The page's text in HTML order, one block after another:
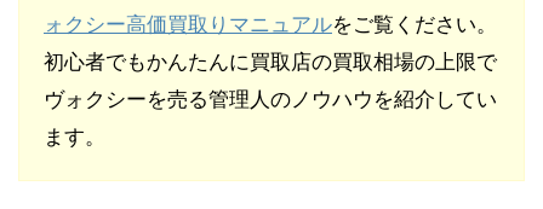
ォクシー高価買取りマニュアルをご覧ください。
初心者でもかんたんに買取店の買取相場の上限で
ヴォクシーを売る管理人のノウハウを紹介してい
ます。